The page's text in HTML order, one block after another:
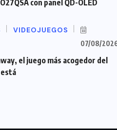
con panel QD-OLED
VIDEOJUEGOS
07/08/
el juego más acogedor del